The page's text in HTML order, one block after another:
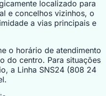
localizado para
e concelhos vizinhos, o
a vias principais e
o horário de atendimento
do centro. Para situações
a Linha SNS24 (808 24